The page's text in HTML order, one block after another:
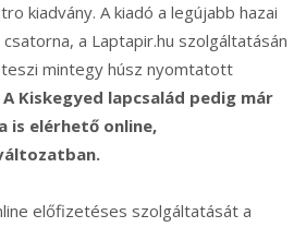
kiadvány. A kiadó a legújabb hazai
a Laptapir.hu szolgáltatásán
mintegy húsz nyomtatott
A Kiskegyed lapcsalád pedig már
is elérhető online,
előfizetéses szolgáltatását a